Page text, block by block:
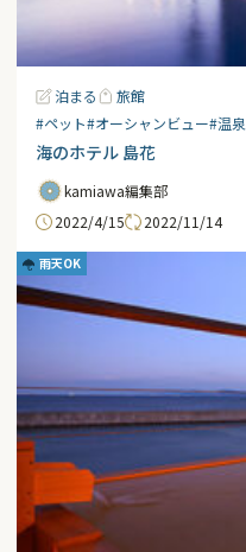
旅館
泊まる
#ペット#オーシャンビュー#温泉
海のホテル 島花
kamiawa編集部
2022/4/15
2022/11/14
雨天OK